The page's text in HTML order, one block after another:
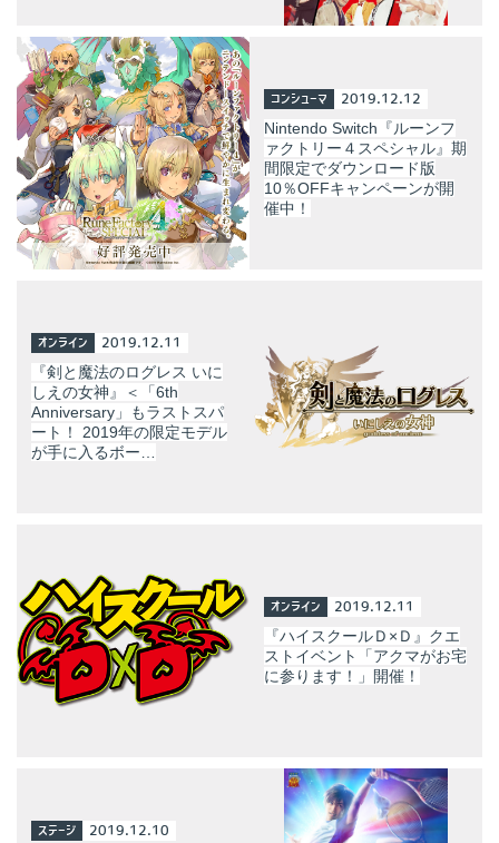
コンシューマ 2019.12.12
Nintendo Switch『ルーンフ
ァクトリー４スペシャル』期
間限定でダウンロード版
10％OFFキャンペーンが開
催中！
オンライン 2019.12.11
『剣と魔法のログレス いに
しえの女神』＜「6th
Anniversary」もラストスパ
ート！ 2019年の限定モデル
が手に入るボー…
オンライン 2019.12.11
『ハイスクールＤ×Ｄ』クエ
ストイベント「アクマがお宅
に参ります！」開催！
ステージ 2019.12.10